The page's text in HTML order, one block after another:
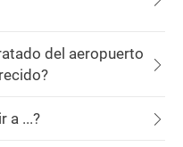
del aeropuerto
a ...?